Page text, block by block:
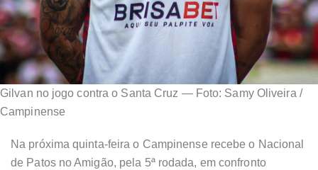
Gilvan no jogo contra o Santa Cruz — Foto: Samy Oliveira /
Campinense
Na próxima quinta-feira o Campinense recebe o Nacional
de Patos no Amigão, pela 5ª rodada, em confronto